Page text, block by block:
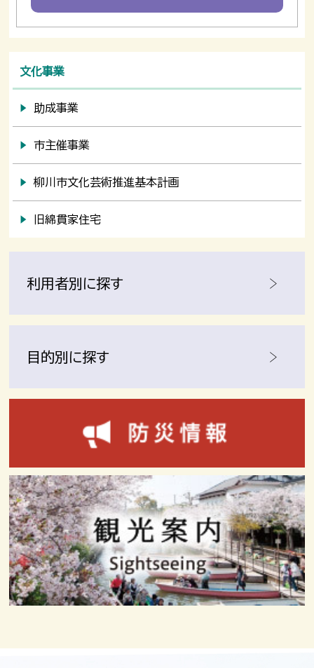
文化事業
助成事業
市主催事業
柳川市文化芸術推進基本計画
旧綿貫家住宅
利用者別に探す
目的別に探す